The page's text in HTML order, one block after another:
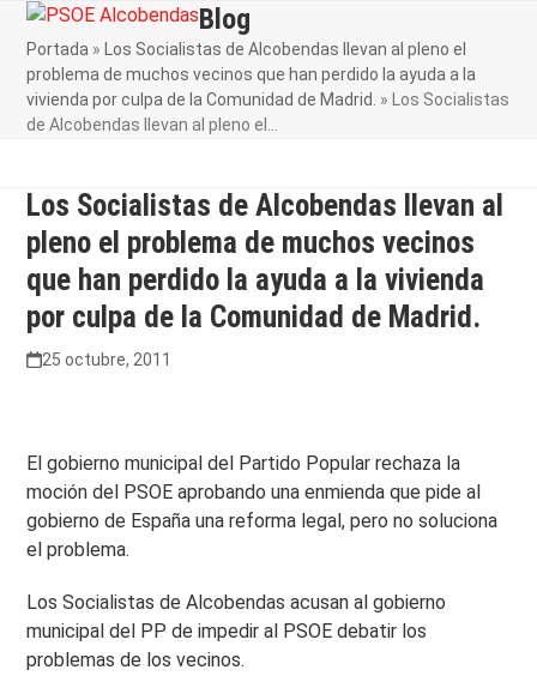
Skip
content
Open
mobile
menu
Close
mobile
menu
Blog
Portada »
Los Socialistas de Alcobendas llevan al pleno el
problema de muchos vecinos que han perdido la ayuda a la
vivienda por culpa de la Comunidad de Madrid. »
Los Socialistas
de Alcobendas llevan al pleno el…
Los Socialistas de Alcobendas llevan al
pleno el problema de muchos vecinos
que han perdido la ayuda a la vivienda
por culpa de la Comunidad de Madrid.
25 octubre, 2011
El gobierno municipal del Partido Popular rechaza la
moción del PSOE aprobando una enmienda que pide al
gobierno de España una reforma legal, pero no soluciona
el problema.
Los Socialistas de Alcobendas acusan al gobierno
municipal del PP de impedir al PSOE debatir los
problemas de los vecinos.